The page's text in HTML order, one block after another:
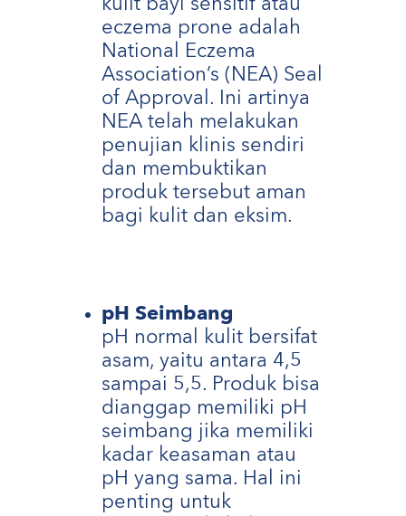
kulit bayi sensitif atau
eczema prone adalah
National Eczema
Association’s (NEA) Seal
of Approval. Ini artinya
NEA telah melakukan
penujian klinis sendiri
dan membuktikan
produk tersebut aman
bagi kulit dan eksim.
pH Seimbang
pH normal kulit bersifat
asam, yaitu antara 4,5
sampai 5,5. Produk bisa
dianggap memiliki pH
seimbang jika memiliki
kadar keasaman atau
pH yang sama. Hal ini
penting untuk